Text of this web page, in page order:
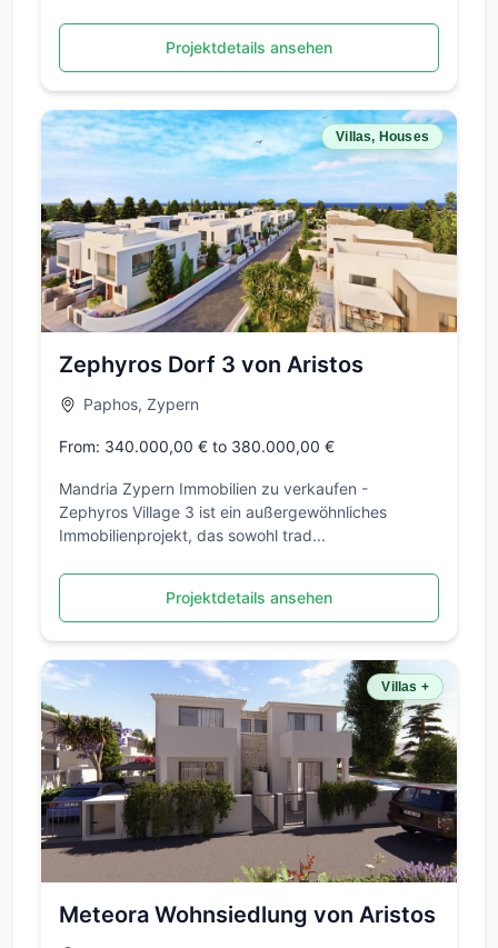
Projektdetails ansehen
Villas, Houses
Zephyros Dorf 3 von Aristos
Paphos, Zypern
From: 340.000,00 € to 380.000,00 €
Mandria Zypern Immobilien zu verkaufen -
Zephyros Village 3 ist ein außergewöhnliches
Immobilienprojekt, das sowohl trad...
Projektdetails ansehen
Villas +
Meteora Wohnsiedlung von Aristos